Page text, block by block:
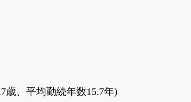
歳、平均勤続年数15.7年)